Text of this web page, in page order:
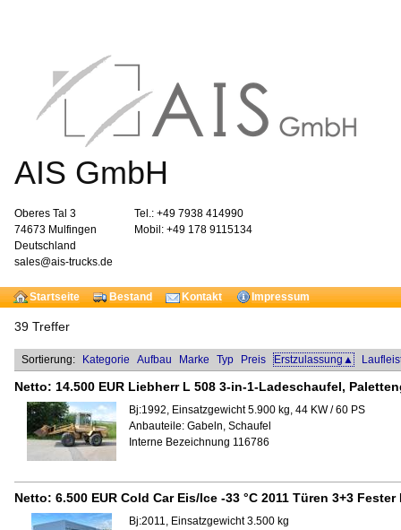
AIS GmbH
Oberes Tal 3
74673 Mulfingen
Deutschland
sales@ais-trucks.de
Tel.: +49 7938 414990
Mobil: +49 178 9115134
Startseite Bestand Kontakt Impressum
39 Treffer
Sortierung: Kategorie Aufbau Marke Typ Preis Erstzulassung▲
Netto: 14.500 EUR Liebherr L 508 3-in-1-Ladeschaufel,
Bj:1992, Einsatzgewicht 5.900 kg, 44 KW / 60 PS
Anbauteile: Gabeln, Schaufel
Interne Bezeichnung 116786
Netto: 6.500 EUR Cold Car Eis/Ice -33 °C 2011 Türen 3+3
Bj:2011, Einsatzgewicht 3.500 kg